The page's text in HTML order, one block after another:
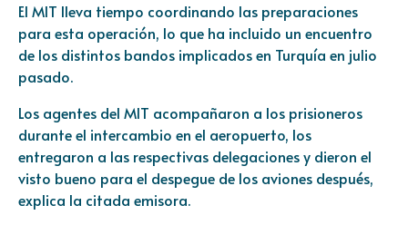
El MIT lleva tiempo coordinando las preparaciones
para esta operación, lo que ha incluido un encuentro
de los distintos bandos implicados en Turquía en julio
pasado.
Los agentes del MIT acompañaron a los prisioneros
durante el intercambio en el aeropuerto, los
entregaron a las respectivas delegaciones y dieron el
visto bueno para el despegue de los aviones después,
explica la citada emisora.